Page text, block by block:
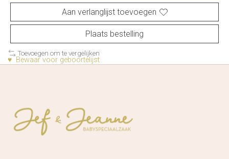
Aan verlanglijst toevoegen
Plaats bestelling
Toevoegen om te vergelijken
♥ Bewaar voor geboortelijst